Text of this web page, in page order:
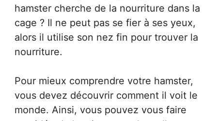
hamster cherche de la nourriture dans la
cage ? Il ne peut pas se fier à ses yeux,
alors il utilise son nez fin pour trouver la
nourriture.
Pour mieux comprendre votre hamster,
vous devez découvrir comment il voit le
monde. Ainsi, vous pouvez vous faire